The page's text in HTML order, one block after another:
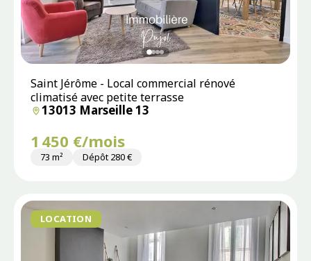
Saint Jérôme - Local commercial rénové
climatisé avec petite terrasse
13013 Marseille 13
1 450 €/mois
73 m² Dépôt 280 €
LOCATION